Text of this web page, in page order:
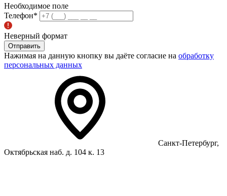
Необходимое поле
Телефон*
Неверный формат
Отправить
Нажимая на данную кнопку вы даёте согласие на обработку
персональных данных
Санкт-Петербург,
Октябрьская наб. д. 104 к. 13